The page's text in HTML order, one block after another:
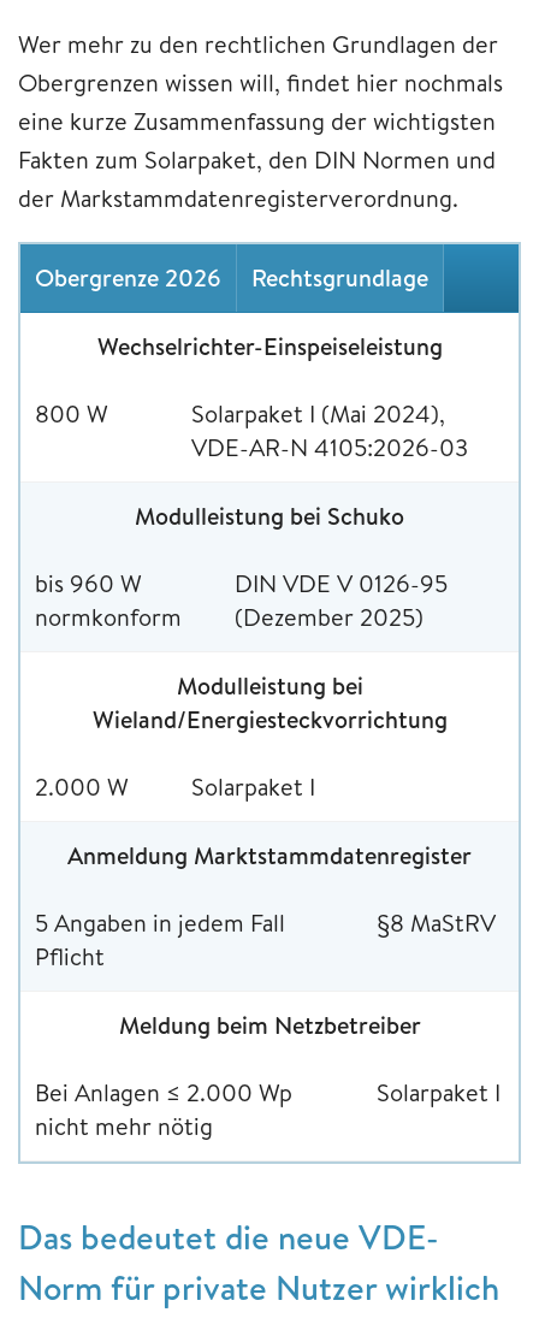
Wer mehr zu den rechtlichen Grundlagen der
Obergrenzen wissen will, findet hier nochmals
eine kurze Zusammenfassung der wichtigsten
Fakten zum Solarpaket, den DIN Normen und
der Markstammdatenregisterverordnung.
Obergrenze 2026 Rechtsgrundlage
Wechselrichter-Einspeiseleistung
800 W
Solarpaket I (Mai 2024),
VDE-AR-N 4105:2026-03
Modulleistung bei Schuko
bis 960 W
normkonform
DIN VDE V 0126-95
(Dezember 2025)
Modulleistung bei
Wieland/Energiesteckvorrichtung
2.000 W Solarpaket I
Anmeldung Marktstammdatenregister
5 Angaben in jedem Fall
Pflicht
§8 MaStRV
Meldung beim Netzbetreiber
Bei Anlagen ≤ 2.000 Wp
nicht mehr nötig
Solarpaket I
Das bedeutet die neue VDE-
Norm für private Nutzer wirklich